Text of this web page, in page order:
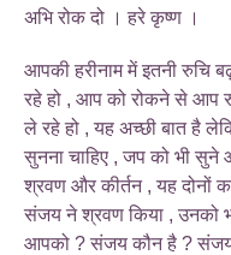
अभि रोक दो । हरे कृष्ण ।
आपकी हरीनाम में इतनी रुचि
रहे हो , आप को रोकने से आप
ले रहे हो , यह अच्छी बात है
सुनना चाहिए , जप को भी सुने
श्रवण और कीर्तन , यह दोनों
संजय ने श्रवण किया , उनको
आपको ? संजय कौन है ? संजय